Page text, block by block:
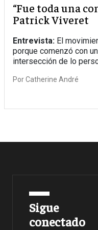
“Fue toda una
Patrick Viveret
Entrevista: El
porque comenzó con
intersección de lo
PorCatherine André
Sigue
conectado